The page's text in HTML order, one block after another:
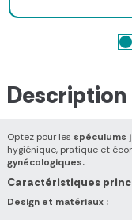
Optez pour les spéculums
hygiénique, pratique et
gynécologiques.
Caractéristiques
Design et matériaux :